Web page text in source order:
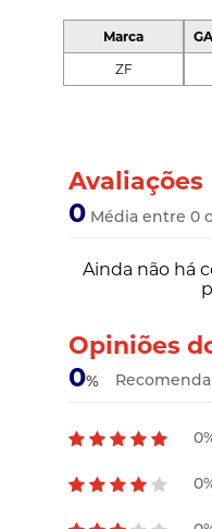
Marca
ZF
Avaliações
0 Média entre 0
Ainda não há
Opiniões
0%